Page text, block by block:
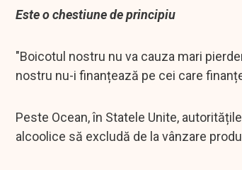
Este o chestiune de principiu
"Boicotul nostru nu va cauza mari
nostru nu-i finanțează pe cei care
Peste Ocean, în Statele Unite,
alcoolice să excludă de la vânzare